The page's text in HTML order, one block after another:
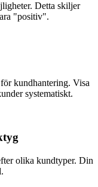
Detta skiljer
"positiv".
kundhantering. Visa
systematiskt.
olika kundtyper. Din